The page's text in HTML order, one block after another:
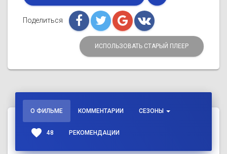
Поделиться
ИСПОЛЬЗОВАТЬ СТАРЫЙ ПЛЕЕР
О ФИЛЬМЕ КОММЕНТАРИИ СЕЗОНЫ
favorite 48 РЕКОМЕНДАЦИИ